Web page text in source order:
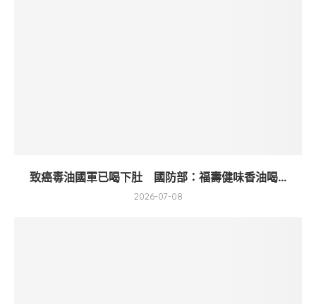
致癌毒油國軍已喝下肚 國防部：福壽健味香油喝...
2026-07-08